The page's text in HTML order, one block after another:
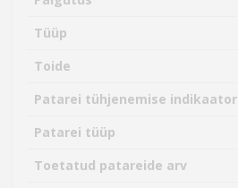
Tüüp
Toide
Patarei tühjenemise indikaator
Patarei tüüp
Toetatud patareide arv